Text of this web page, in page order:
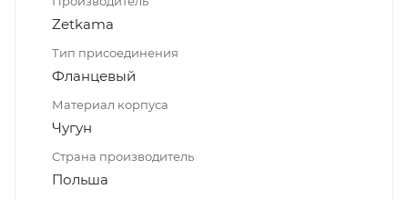
Zetkama
Тип присоединения
Фланцевый
Материал корпуса
Чугун
Страна производитель
Польша